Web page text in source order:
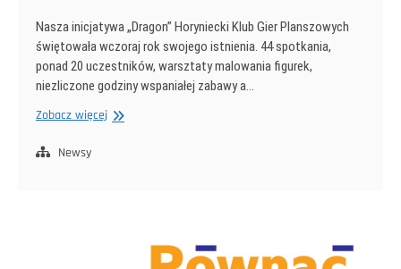
Nasza inicjatywa „Dragon” Horyniecki Klub Gier Planszowych
świętowała wczoraj rok swojego istnienia. 44 spotkania,
ponad 20 uczestników, warsztaty malowania figurek,
niezliczone godziny wspaniałej zabawy a…
Zobacz więcej Roczek
Newsy